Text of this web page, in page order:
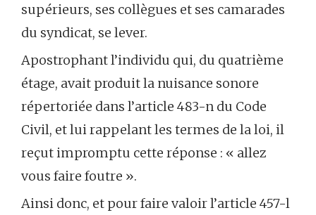
supérieurs, ses collègues et ses camarades
du syndicat, se lever.
Apostrophant l’individu qui, du quatrième
étage, avait produit la nuisance sonore
répertoriée dans l’article 483-n du Code
Civil, et lui rappelant les termes de la loi, il
reçut impromptu cette réponse : « allez
vous faire foutre ».
Ainsi donc, et pour faire valoir l’article 457-l